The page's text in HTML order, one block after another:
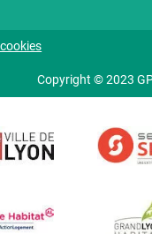
Copyright © 2023